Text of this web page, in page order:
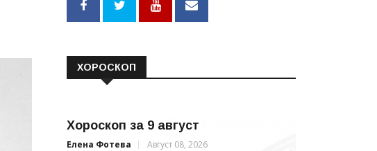
ХОРОСКОП
Хороскоп за 9 август
Елена Фотева Август 08, 2026